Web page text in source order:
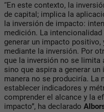
“En este contexto, la
de capital; implica la
la inversión de impacto:
medición. La
generar un impacto
mediante la inversión. Por
que la inversión no se limita
sino que aspira a generar
manera no se produciría. La
establecer indicadores y
comprender el alcance y la
impacto”, ha declarado